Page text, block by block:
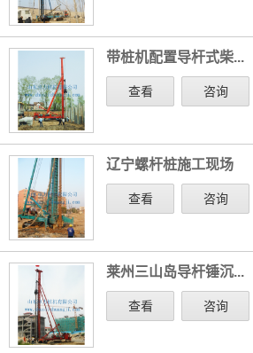
带桩机配置导杆式柴...
查看 咨询
辽宁螺杆桩施工现场
查看 咨询
莱州三山岛导杆锤沉...
查看 咨询